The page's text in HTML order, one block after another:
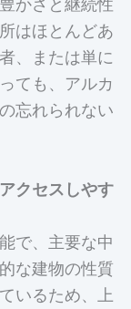
はほとんどあ
、または単に
ても、アルカ
忘れられない
クセスしやす
で、主要な中
な建物の性質
いるため、上